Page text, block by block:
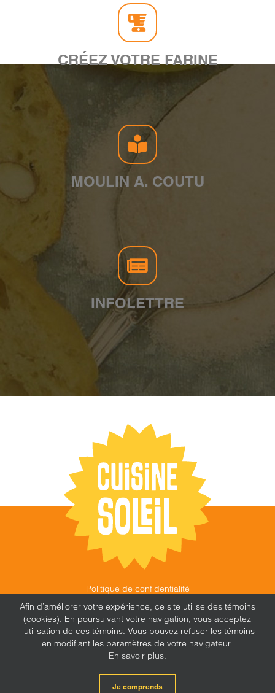
CRÉEZ VOTRE FARINE
MOULIN A. COUTU
INFOLETTRE
Politique de confidentialité
©
CUISINE SOLEIL 2026 |
FEU FOLLET - DESIGN •
WEB • MARKETING
X Facebook
Afin d’améliorer votre expérience, ce site utilise des témoins
(cookies). En poursuivant votre navigation, vous acceptez
l'utilisation de ces témoins. Vous pouvez refuser les témoins
en modifiant les paramètres de votre navigateur.
En savoir plus.
Je comprends